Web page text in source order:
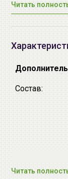
Муцин
помогает
большего
списке
- они
бактерий.
магнолии,
кожу
увлажнение,
Читать
Состав:
Читать